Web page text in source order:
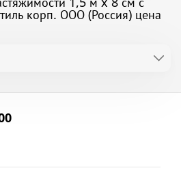
корп. ООО (Россия) цена